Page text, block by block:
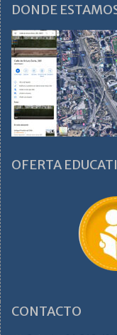
DONDE
OFERTA
CONTACTO